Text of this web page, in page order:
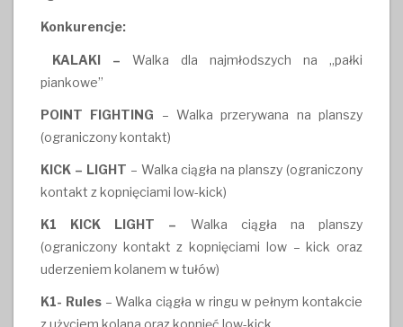
Konkurencje:
KALAKI – Walka dla najmłodszych na „pałki
piankowe”
POINT FIGHTING – Walka przerywana na planszy
(ograniczony kontakt)
KICK – LIGHT – Walka ciągła na planszy (ograniczony
kontakt z kopnięciami low-kick)
K1 KICK LIGHT – Walka ciągła na planszy
(ograniczony kontakt z kopnięciami low – kick oraz
uderzeniem kolanem w tułów)
K1- Rules– Walka ciągła w ringu w pełnym kontakcie